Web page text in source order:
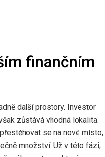
finančním
další prostory. Investor
zůstává vhodná lokalita.
se na nové místo,
množství. Už v této fázi,